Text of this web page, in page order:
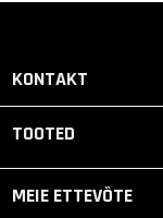
KONTAKT
TOOTED
MEIE ETTEVÕTE